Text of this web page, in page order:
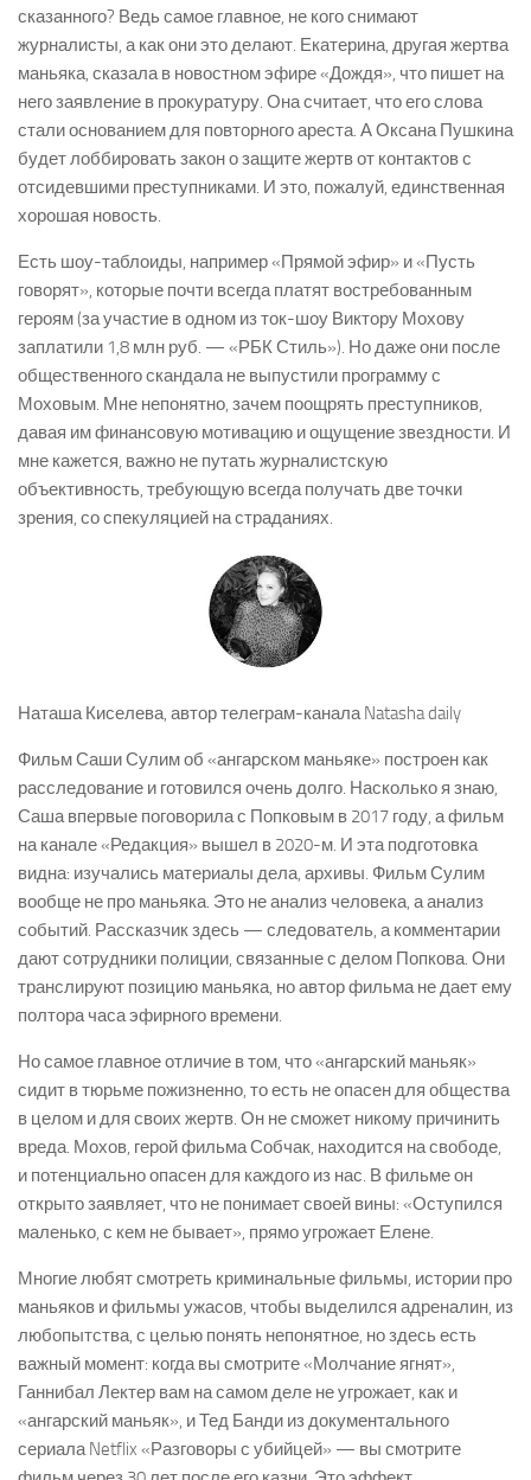
сказанного? Ведь самое главное, не кого снимают
журналисты, а как они это делают. Екатерина, другая жертва
маньяка, сказала в новостном эфире «Дождя», что пишет на
него заявление в прокуратуру. Она считает, что его слова
стали основанием для повторного ареста. А Оксана Пушкина
будет лоббировать закон о защите жертв от контактов с
отсидевшими преступниками. И это, пожалуй, единственная
хорошая новость.
Есть шоу-таблоиды, например «Прямой эфир» и «Пусть
говорят», которые почти всегда платят востребованным
героям (за участие в одном из ток-шоу Виктору Мохову
заплатили 1,8 млн руб. — «РБК Стиль»). Но даже они после
общественного скандала не выпустили программу с
Моховым. Мне непонятно, зачем поощрять преступников,
давая им финансовую мотивацию и ощущение звездности. И
мне кажется, важно не путать журналистскую
объективность, требующую всегда получать две точки
зрения, со спекуляцией на страданиях.
Наташа Киселева, автор телеграм-канала Natasha daily
Фильм Саши Сулим об «ангарском маньяке» построен как
расследование и готовился очень долго. Насколько я знаю,
Саша впервые поговорила с Попковым в 2017 году, а фильм
на канале «Редакция» вышел в 2020-м. И эта подготовка
видна: изучались материалы дела, архивы. Фильм Сулим
вообще не про маньяка. Это не анализ человека, а анализ
событий. Рассказчик здесь — следователь, а комментарии
дают сотрудники полиции, связанные с делом Попкова. Они
транслируют позицию маньяка, но автор фильма не дает ему
полтора часа эфирного времени.
Но самое главное отличие в том, что «ангарский маньяк»
сидит в тюрьме пожизненно, то есть не опасен для общества
в целом и для своих жертв. Он не сможет никому причинить
вреда. Мохов, герой фильма Собчак, находится на свободе,
и потенциально опасен для каждого из нас. В фильме он
открыто заявляет, что не понимает своей вины: «Оступился
маленько, с кем не бывает», прямо угрожает Елене.
Многие любят смотреть криминальные фильмы, истории про
маньяков и фильмы ужасов, чтобы выделился адреналин, из
любопытства, с целью понять непонятное, но здесь есть
важный момент: когда вы смотрите «Молчание ягнят»,
Ганнибал Лектер вам на самом деле не угрожает, как и
«ангарский маньяк», и Тед Банди из документального
сериала Netflix «Разговоры с убийцей» — вы смотрите